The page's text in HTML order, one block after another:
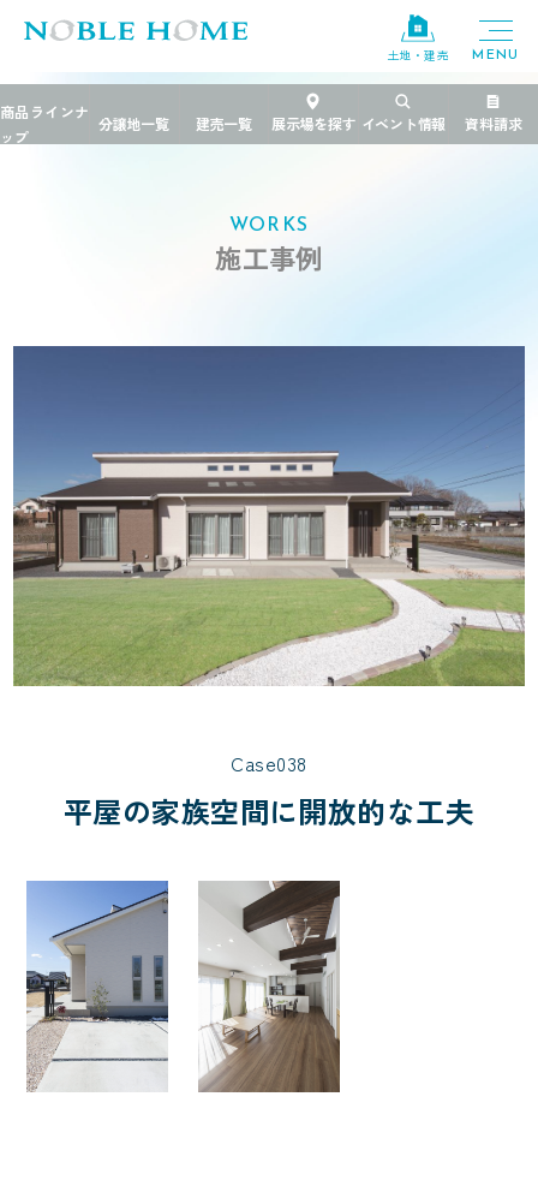
土地・建売
平屋の家族空間に開放的な工夫
WORKS
施工事例
Case038
平屋の家族空間に開放的な工夫